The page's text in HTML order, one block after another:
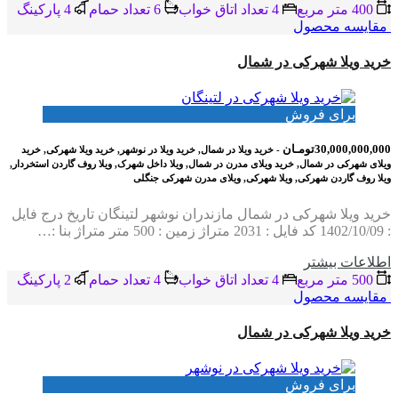
مقایسه محصول
خرید ویلا شهرکی در شمال
برای فروش
30,000,000,000تومـان
- خرید ویلا در شمال, خرید ویلا در نوشهر, خرید ویلا شهرکی, خرید
ویلای شهرکی در شمال, خرید ویلای مدرن در شمال, ویلا داخل شهرک, ویلا روف گاردن استخردار,
ویلا روف گاردن شهرکی, ویلا شهرکی, ویلای مدرن شهرکی جنگلی
خرید ویلا شهرکی در شمال مازندران نوشهر لتینگان تاریخ درج فایل
: 1402/10/09 کد فایل : 2031 متراژ زمین : 500 متر متراژ بنا :…
اطلاعات بيشتر
مقایسه محصول
خرید ویلا شهرکی در شمال
برای فروش